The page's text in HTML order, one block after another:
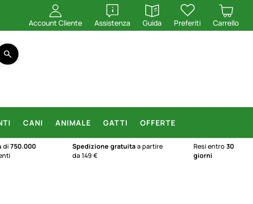
Account Cliente Assistenza
apri
Guida
apri
Preferiti Carrello
CANI ANIMALE GATTI OFFERTE
di750.000
Spedizione gratuitaa partire
da 149 €
Resi entro30
giorni